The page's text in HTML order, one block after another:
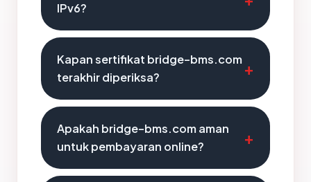
IPv6?
Kapan sertifikat bridge-bms.com
terakhir diperiksa?
Apakah bridge-bms.com aman
untuk pembayaran online?